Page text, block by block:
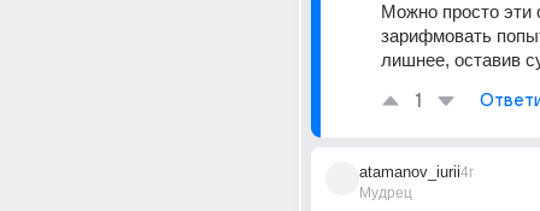
Можно просто эти
зарифмовать
лишнее, оставив
1
atamanov_iurii
Мудрец
4г